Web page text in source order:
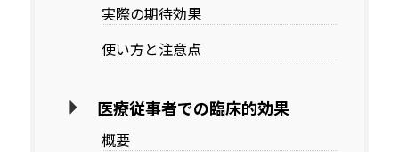
実際の期待効果
使い方と注意点
医療従事者での臨床的効果
概要